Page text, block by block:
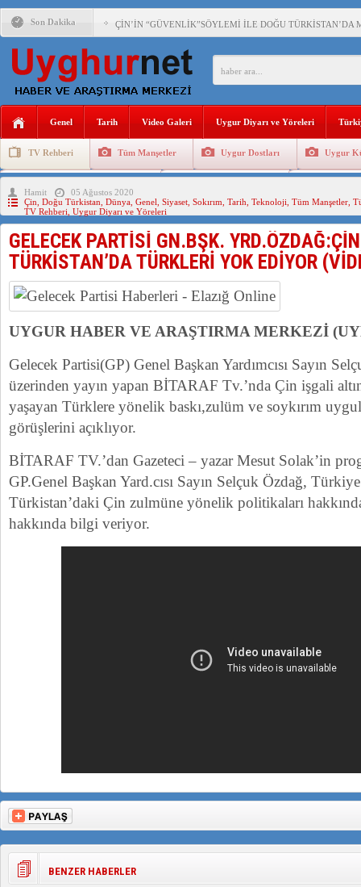
Son Dakika ÇİN’İN “GÜVENLİK”SÖYLEMİ İLE DOĞU TÜRKİSTAN’DA
PAKİSTAN,AFGANİSTAN’DA YAŞAYAN UYGURLARA
ANAHTAR PARTİ GENEL BAŞKANI AĞIRALİOĞLU :
ÇİN’İN DOĞU TÜRKİSTAN’DAKİ UYGULAMALARI
150 YILDIR KAYNAYAN YARAMIZ : ÇİN İŞGALİNDEKİ
ÇİN’İN UYGUR POLİTİKALARINI ÖVEN DİYANET
MHP’DEN URUMÇİ KATLİAMI MESAJİ : 05.07.2009
Genel Tarih Video Galeri Uygur Diyarı ve Yöreleri
TV Rehberi Tüm Manşetler Uygur Dostları Uygur
Uygurlarda Düğün ve Cenaze
Hamit
05 Ağustos 2020
Çin Doğu Türkistan Dünya Genel Siyaset Sokırım Tarih Teknoloji Tüm Manşetler
TV Rehberi Uygur Diyarı ve Yöreleri
GELECEK PARTİSİ GN.BŞK.
TÜRKİSTAN’DA TÜRKLERİ YOK EDİYOR
UYGUR HABER VE ARAŞTIRMA MERKEZİ
Gelecek Partisi(GP) Genel Başkan Yardımcısı Sayın
üzerinden yayın yapan BİTARAF Tv.’nda Çin işgali
yaşayan Türklere yönelik baskı,zulüm ve soykırım
görüşlerini açıklıyor.
BİTARAF TV.’dan Gazeteci – yazar Mesut Solak’in
GP.Genel Başkan Yard.cısı Sayın Selçuk Özdağ,
Türkistan’daki Çin zulmüne yönelik politikaları
hakkında bilgi veriyor.
BENZER HABERLER